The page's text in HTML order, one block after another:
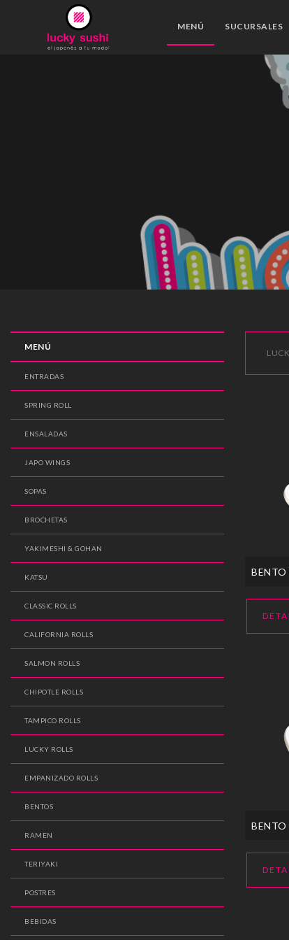
MENÚ SUCURSALES
BENTO
BENTO
MENÚ
ENTRADAS
SPRING ROLL
ENSALADAS
JAPO WINGS
SOPAS
BROCHETAS
YAKIMESHI & GOHAN
KATSU
CLASSIC ROLLS
CALIFORNIA ROLLS
SALMON ROLLS
CHIPOTLE ROLLS
TAMPICO ROLLS
LUCKY ROLLS
EMPANIZADO ROLLS
BENTOS
RAMEN
TERIYAKI
POSTRES
BEBIDAS